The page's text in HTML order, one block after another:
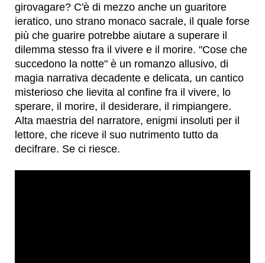
girovagare? C'è di mezzo anche un guaritore
ieratico, uno strano monaco sacrale, il quale forse
più che guarire potrebbe aiutare a superare il
dilemma stesso fra il vivere e il morire. "Cose che
succedono la notte" è un romanzo allusivo, di
magia narrativa decadente e delicata, un cantico
misterioso che lievita al confine fra il vivere, lo
sperare, il morire, il desiderare, il rimpiangere.
Alta maestria del narratore, enigmi insoluti per il
lettore, che riceve il suo nutrimento tutto da
decifrare. Se ci riesce.